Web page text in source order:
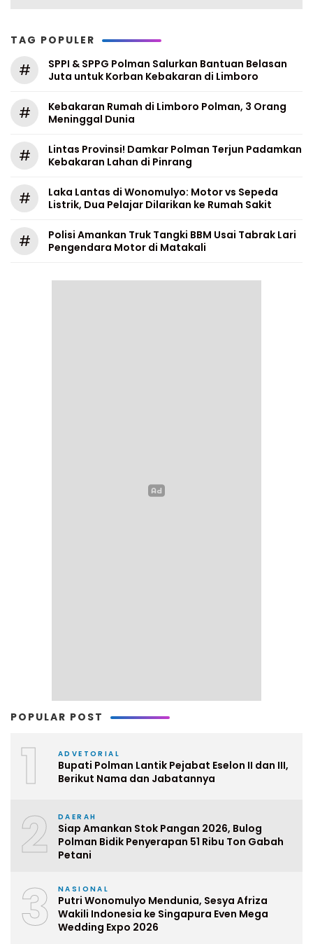
TAG POPULER
#
SPPI & SPPG Polman Salurkan Bantuan Belasan
Juta untuk Korban Kebakaran di Limboro
#
Kebakaran Rumah di Limboro Polman, 3 Orang
Meninggal Dunia
#
Lintas Provinsi! Damkar Polman Terjun Padamkan
Kebakaran Lahan di Pinrang
#
Laka Lantas di Wonomulyo: Motor vs Sepeda
Listrik, Dua Pelajar Dilarikan ke Rumah Sakit
#
Polisi Amankan Truk Tangki BBM Usai Tabrak Lari
Pengendara Motor di Matakali
POPULAR POST
1 ADVETORIAL
Bupati Polman Lantik Pejabat Eselon II dan III,
Berikut Nama dan Jabatannya
2 DAERAH
Siap Amankan Stok Pangan 2026, Bulog
Polman Bidik Penyerapan 51 Ribu Ton Gabah
Petani
3 NASIONAL
Putri Wonomulyo Mendunia, Sesya Afriza
Wakili Indonesia ke Singapura Even Mega
Wedding Expo 2026